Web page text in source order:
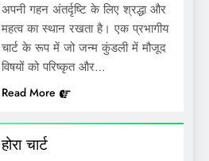
अपनी गहन अंतर्दृष्टि के लिए श्रद्धा और
महत्व का स्थान रखता है। एक प्रभागीय
चार्ट के रूप में जो जन्म कुंडली में मौजूद
विषयों को परिष्कृत और…
Read More
होरा चार्ट